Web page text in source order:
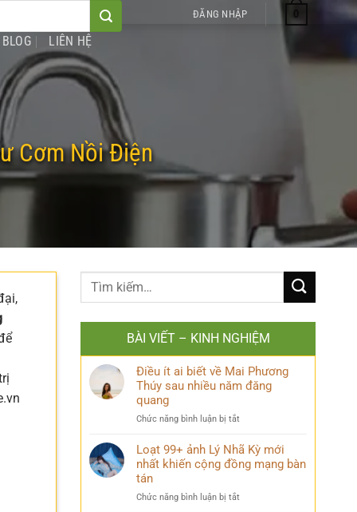
ĐĂNG NHẬP
BLOG LIÊN HỆ
Cơm Nồi Điện
BÀI VIẾT – KINH NGHIỆM
Điều ít ai biết về Mai Phương
Thúy sau nhiều năm đăng
quang
Chức năng bình luận bị tắt
ít
biết
Mai
Loạt 99+ ảnh Lý Nhã Kỳ mới
nhất khiến cộng đồng mạng bàn
tán
Chức năng bình luận bị tắt